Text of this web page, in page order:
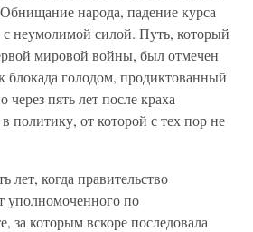
Обнищание народа, падение курса
неумолимой силой. Путь, который
мировой войны, был отмечен
блокада голодом, продиктованный
пять лет после краха
политику, от которой с тех пор не
лет, когда правительство
уполномоченного по
за которым вскоре последовала